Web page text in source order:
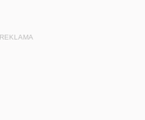
REKLAMA